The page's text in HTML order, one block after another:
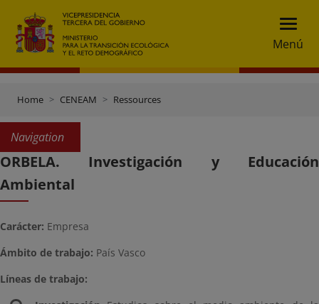
Menú
Home CENEAM Ressources
Navigation
ORBELA. Investigación y Educación
Ambiental
Carácter: Empresa
Ámbito de trabajo: País Vasco
Líneas de trabajo: